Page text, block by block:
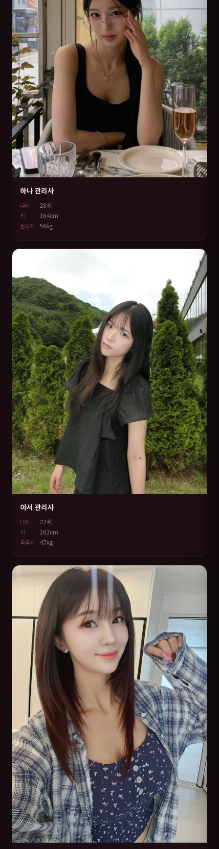
하나 관리사
나이 28세
키 164cm
몸무게 56kg
아서 관리사
나이 22세
키 162cm
몸무게 47kg